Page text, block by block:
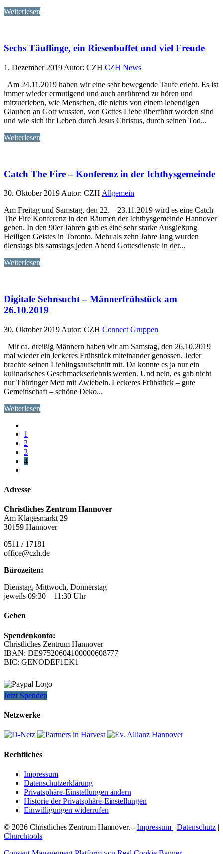
Weiterlesen
Sechs Täuflinge, ein Riesenbuffet und viel Freude
1. Dezember 2019 Autor: CZH CZH News
Am 24.11.2019 haben wir eine sehr bewegende Taufe erlebt. Es ist
immer wieder ermutigend und auch anrührend zu hören und
mitzuerleben, wie Menschen, die nichts von einem lebendigen
Glauben an Gott wussten, von Gottes Liebe überführt worden sind
und wie sich ihr Leben durch Jesus Christus, durch seinen Tod...
Weiterlesen
Catch The Fire – Konferenz in der Ichthysgemeinde
30. Oktober 2019 Autor: CZH Allgemein
Am Freitag und Samstag, den 22. – 23.11.2019 wird es eine Catch
The Fire Konferenz in den Räumen der Ichthysgemeinde Hannover
geben. In den 90er Jahren gab es eine sehr starke Ausgießung
Heiligen Geistes in Toronto. Mehr als zehn Jahre lang wurden
dienstags bis samstags jeden Abend Gottesdienste in der...
Weiterlesen
Digitale Sehnsucht – Männerfrühstück am
26.10.2019
30. Oktober 2019 Autor: CZH Connect Gruppen
Mit ca. dreißig Männern haben wir am Samstag, den 26.10.2019
mal wieder ein leckeres Frühstück miteinander genossen. Jeder
brachte seinen Lieblingsaufschnitt mit. Da konnte es ja nur ein
kulinarisches Geschmackserlebnis werden. Und nein, es gab nicht
nur Thüringer Mett mit Zwiebeln. Leckeres Frühstück – gute
Gemeinschaft – schöne Deko...
Weiterlesen
1
2
3
4
Adresse
Christliches Zentrum Hannover
Am Klagesmarkt 29
30159 Hannover
0511 / 17181
office@czh.de
Bürozeiten:
Dienstag, Mittwoch, Donnerstag
jeweils 09:30 – 11:30 Uhr
Geben
Spendenkonto:
Christliches Zentrum Hannover
IBAN: DE97520604100000608777
BIC: GENODEF1EK1
Jetzt Spenden
Netzwerke
Rechtliches
Impressum
Datenschutzerklärung
Privatsphäre-Einstellungen ändern
Historie der Privatsphäre-Einstellungen
Einwilligungen widerrufen
© 2026 Christliches Zentrum Hannover. - Impressum | Datenschutz |
Churchtools